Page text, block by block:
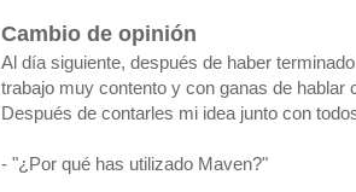
Cambio de opinión
Al día siguiente, después de haber
trabajo muy contento y con ganas de hablar
Después de contarles mi idea junto con
- "¿Por qué has utilizado Maven?"